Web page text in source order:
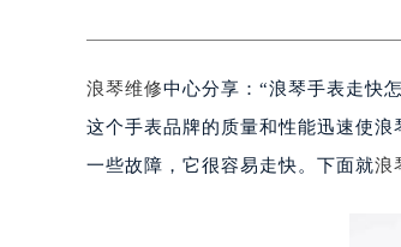
浪琴维修中心分享：“浪琴手表走快
这个手表品牌的质量和性能迅速使
一些故障，它很容易走快。下面就浪